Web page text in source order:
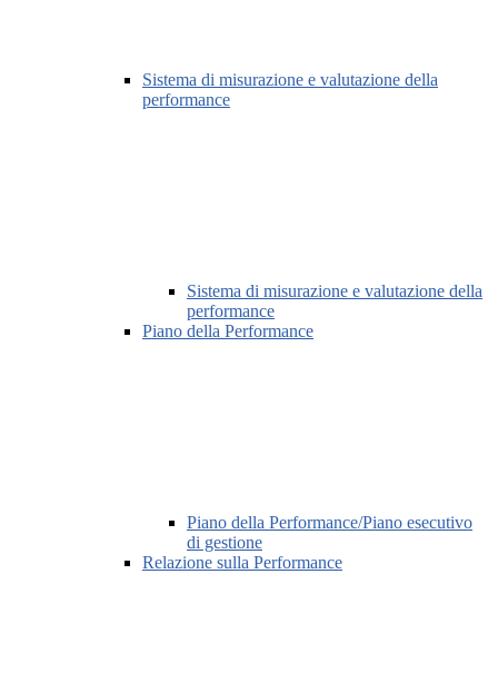
Sistema di misurazione e valutazione della
performance
Sistema di misurazione e valutazione della
performance
Piano della Performance
Piano della Performance/Piano esecutivo
di gestione
Relazione sulla Performance